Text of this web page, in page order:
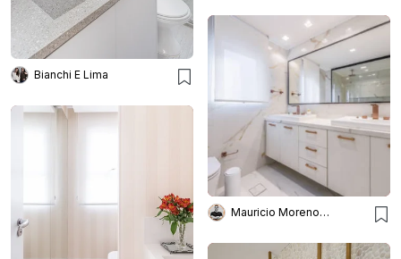
Bianchi E Lima
Mauricio Moreno Fotografia